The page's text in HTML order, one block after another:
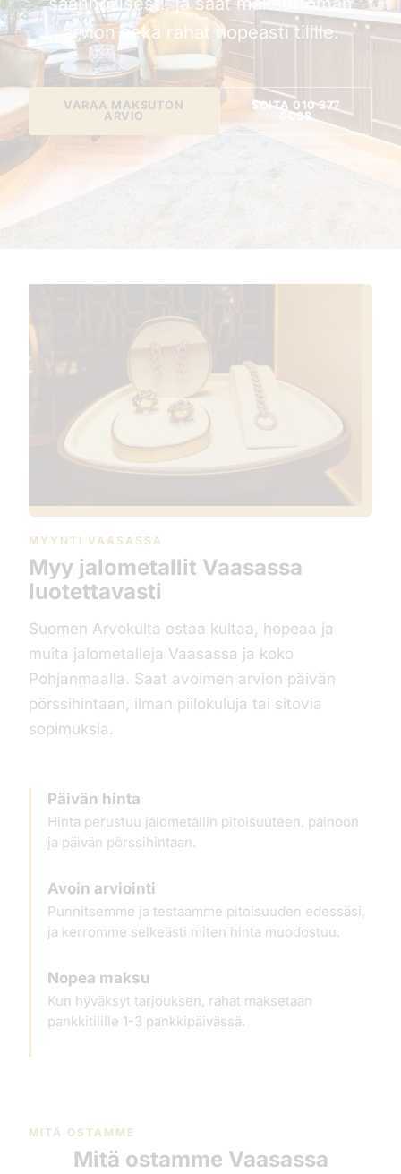
arvion sekä rahat nopeasti tilille.
VARAA MAKSUTON
ARVIO
SOITA 010 377
0088
MYYNTI VAASASSA
Myy jalometallit Vaasassa
luotettavasti
Suomen Arvokulta ostaa kultaa, hopeaa ja
muita jalometalleja Vaasassa ja koko
Pohjanmaalla. Saat avoimen arvion päivän
pörssihintaan, ilman piilokuluja tai sitovia
sopimuksia.
Päivän hinta
Hinta perustuu jalometallin pitoisuuteen, painoon
ja päivän pörssihintaan.
Avoin arviointi
Punnitsemme ja testaamme pitoisuuden edessäsi,
ja kerromme selkeästi miten hinta muodostuu.
Nopea maksu
Kun hyväksyt tarjouksen, rahat maksetaan
pankkitilille 1-3 pankkipäivässä.
MITÄ OSTAMME
Mitä ostamme Vaasassa